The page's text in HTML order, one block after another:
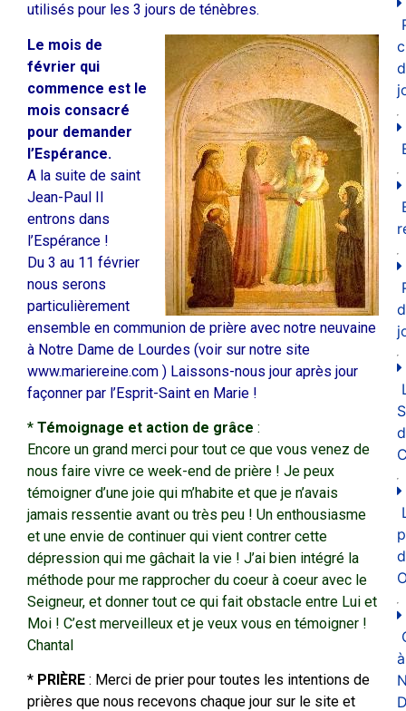
utilisés pour les 3 jours de ténèbres.
Le mois de
février qui
commence est le
mois consacré
pour demander
l’Espérance.
A la suite de saint
Jean-Paul II
entrons dans
l’Espérance !
Du 3 au 11 février
nous serons
particulièrement
ensemble en communion de prière avec notre neuvaine
à Notre Dame de Lourdes (voir sur notre site
www.mariereine.com ) Laissons-nous jour après jour
façonner par l’Esprit-Saint en Marie !
* Témoignage et action de grâce :
Encore un grand merci pour tout ce que vous venez de
nous faire vivre ce week-end de prière ! Je peux
témoigner d’une joie qui m’habite et que je n’avais
jamais ressentie avant ou très peu ! Un enthousiasme
et une envie de continuer qui vient contrer cette
dépression qui me gâchait la vie ! J’ai bien intégré la
méthode pour me rapprocher du coeur à coeur avec le
Seigneur, et donner tout ce qui fait obstacle entre Lui et
Moi ! C’est merveilleux et je veux vous en témoigner !
Chantal
* PRIÈRE : Merci de prier pour toutes les intentions de
prières que nous recevons chaque jour sur le site et
à